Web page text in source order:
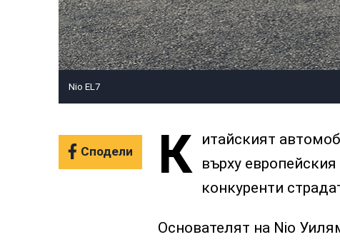
Nio EL7
Сподели К
итайският
върху
конкуренти
Основателят на Nio